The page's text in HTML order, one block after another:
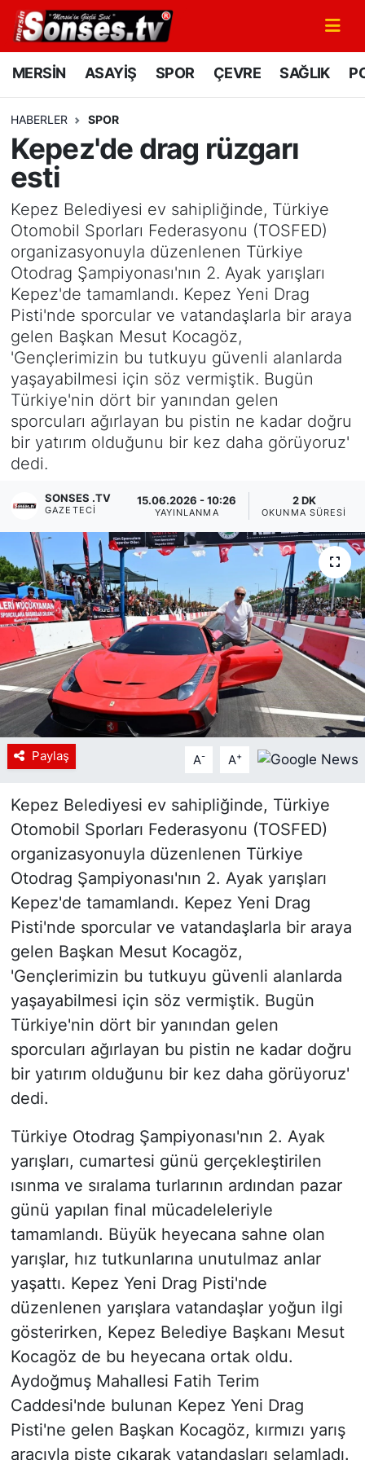
MERSİN ASAYİŞ SPOR ÇEVRE SAĞLIK
HABERLER SPOR
Kepez'de drag rüzgarı
esti
Kepez Belediyesi ev sahipliğinde, Türkiye
Otomobil Sporları Federasyonu (TOSFED)
organizasyonuyla düzenlenen Türkiye
Otodrag Şampiyonası'nın 2. Ayak yarışları
Kepez'de tamamlandı. Kepez Yeni Drag
Pisti'nde sporcular ve vatandaşlarla bir araya
gelen Başkan Mesut Kocagöz,
'Gençlerimizin bu tutkuyu güvenli alanlarda
yaşayabilmesi için söz vermiştik. Bugün
Türkiye'nin dört bir yanından gelen
sporcuları ağırlayan bu pistin ne kadar doğru
bir yatırım olduğunu bir kez daha görüyoruz'
dedi.
SONSES .TV
GAZETECI
15.06.2026 - 10:26
YAYINLANMA
2 DK
OKUNMA SÜRESI
Paylaş A- A+
Kepez Belediyesi ev sahipliğinde, Türkiye
Otomobil Sporları Federasyonu (TOSFED)
organizasyonuyla düzenlenen Türkiye
Otodrag Şampiyonası'nın 2. Ayak yarışları
Kepez'de tamamlandı. Kepez Yeni Drag
Pisti'nde sporcular ve vatandaşlarla bir araya
gelen Başkan Mesut Kocagöz,
'Gençlerimizin bu tutkuyu güvenli alanlarda
yaşayabilmesi için söz vermiştik. Bugün
Türkiye'nin dört bir yanından gelen
sporcuları ağırlayan bu pistin ne kadar doğru
bir yatırım olduğunu bir kez daha görüyoruz'
dedi.
Türkiye Otodrag Şampiyonası'nın 2. Ayak
yarışları, cumartesi günü gerçekleştirilen
ısınma ve sıralama turlarının ardından pazar
günü yapılan final mücadeleleriyle
tamamlandı. Büyük heyecana sahne olan
yarışlar, hız tutkunlarına unutulmaz anlar
yaşattı. Kepez Yeni Drag Pisti'nde
düzenlenen yarışlara vatandaşlar yoğun ilgi
gösterirken, Kepez Belediye Başkanı Mesut
Kocagöz de bu heyecana ortak oldu.
Aydoğmuş Mahallesi Fatih Terim
Caddesi'nde bulunan Kepez Yeni Drag
Pisti'ne gelen Başkan Kocagöz, kırmızı yarış
aracıyla piste çıkarak vatandaşları selamladı.
MERSİN
SPOR
GÜNÜN MANŞETİ
DÜNYA
KÜLTÜR - SANAT
MAGAZİN
SAĞLIK
Siyaset
YEREL HABER
Mersin Nöbetçi Eczaneler
Mersin Namaz Vakitleri
Mersin Trafik Yoğunluk Haritası
Süper Lig Puan Durumu ve Fikstür
Tüm Manşetler
Son Dakika Haberleri
Haber Arşivi